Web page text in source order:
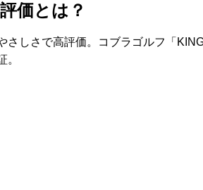
価とは？
さしさで高評価。コブラゴルフ「
。